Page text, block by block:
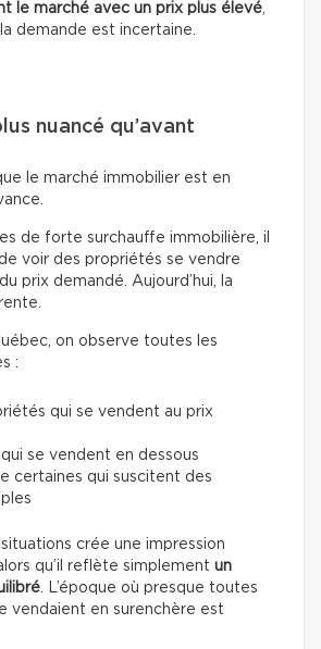
le marché avec un prix plus élevé,
demande est incertaine.
nuancé qu’avant
le marché immobilier est en
de forte surchauffe immobilière, il
voir des propriétés se vendre
prix demandé. Aujourd’hui, la
on observe toutes les
:
qui se vendent au prix
qui se vendent en dessous
certaines qui suscitent des
crée une impression
qu’il reflète simplement un
. L’époque où presque toutes
vendaient en surenchère est